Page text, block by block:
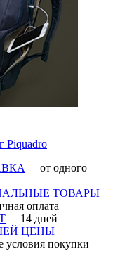
Piquadro
от одного
ТОВАРЫ
оплата
14 дней
ЦЕНЫ
покупки